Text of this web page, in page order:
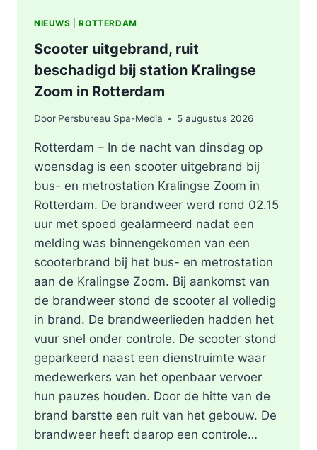
NIEUWS |ROTTERDAM
Scooter uitgebrand, ruit
beschadigd bij station Kralingse
Zoom in Rotterdam
Door Persbureau Spa-Media 5 augustus 2026
Rotterdam – In de nacht van dinsdag op
woensdag is een scooter uitgebrand bij
bus- en metrostation Kralingse Zoom in
Rotterdam. De brandweer werd rond 02.15
uur met spoed gealarmeerd nadat een
melding was binnengekomen van een
scooterbrand bij het bus- en metrostation
aan de Kralingse Zoom. Bij aankomst van
de brandweer stond de scooter al volledig
in brand. De brandweerlieden hadden het
vuur snel onder controle. De scooter stond
geparkeerd naast een dienstruimte waar
medewerkers van het openbaar vervoer
hun pauzes houden. Door de hitte van de
brand barstte een ruit van het gebouw. De
brandweer heeft daarop een controle…